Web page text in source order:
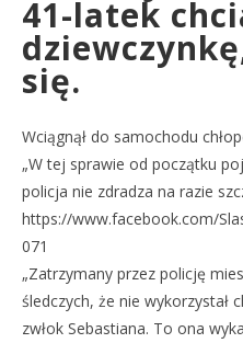
41-latek
się.
Wciągnął do samochodu
„W tej sprawie od początku
policja nie zdradza na razie
https://www.facebook.com/
071
„Zatrzymany przez policję
śledczych, że nie wykorzystał
zwłok Sebastiana. To ona